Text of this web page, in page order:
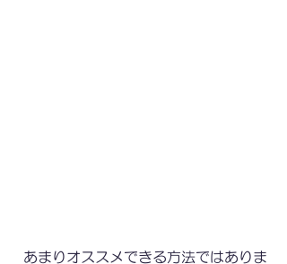
あまりオススメできる方法ではありま